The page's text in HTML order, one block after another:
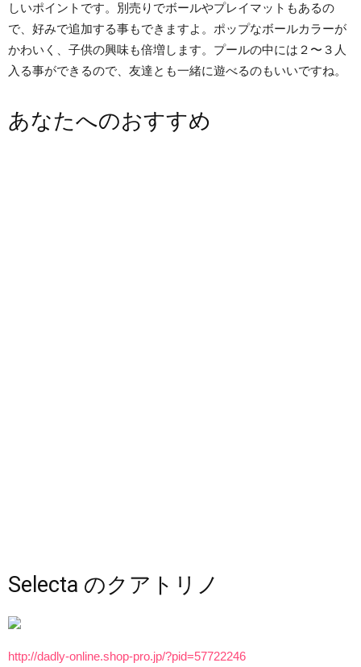
しいポイントです。別売りでボールやプレイマットもあるの
で、好みで追加する事もできますよ。ポップなボールカラーが
かわいく、子供の興味も倍増します。プールの中には２〜３人
入る事ができるので、友達とも一緒に遊べるのもいいですね。
あなたへのおすすめ
Selecta のクアトリノ
http://dadly-online.shop-pro.jp/?pid=57722246